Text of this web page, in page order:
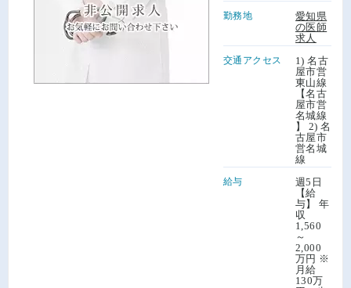
勤務地
愛知県
の医師
求人
交通アクセス
1) 名古
屋市営
東山線
【名古
屋市営
名城線
】 2) 名
古屋市
営名城
線
給与
週5日
【給
与】 年
収
1,560
～
2,000
万円 ※
月給
130万